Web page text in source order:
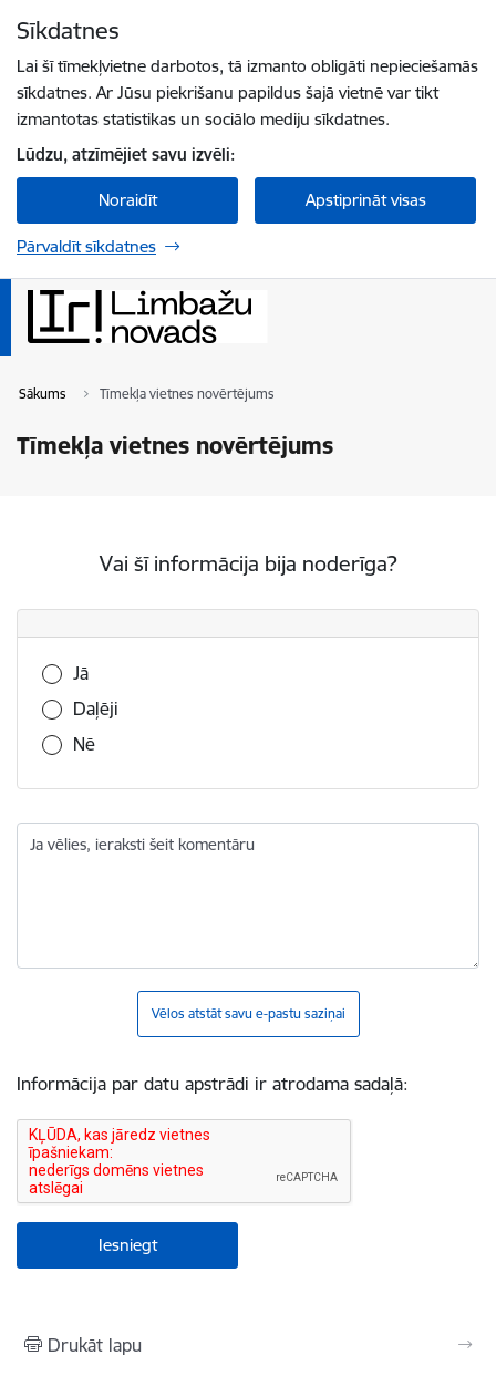
Sīkdatnes
Lai šī tīmekļvietne darbotos, tā izmanto obligāti nepieciešamās
sīkdatnes. Ar Jūsu piekrišanu papildus šajā vietnē var tikt
izmantotas statistikas un sociālo mediju sīkdatnes.
Lūdzu, atzīmējiet savu izvēli:
Noraidīt Apstiprināt visas
Pārvaldīt sīkdatnes
Sākums Tīmekļa vietnes novērtējums
Tīmekļa vietnes novērtējums
Vai šī informācija bija noderīga?
Vai šī informācija bija noderīga?
Jā
Daļēji
Nē
Ja vēlies, ieraksti šeit komentāru
Vēlos atstāt savu e-pastu saziņai
Informācija par datu apstrādi ir atrodama sadaļā:
Drukāt lapu